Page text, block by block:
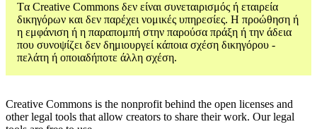
Tα Creative Commons δεν είναι συνεταιρισμός ή εταιρεία
δικηγόρων και δεν παρέχει νομικές υπηρεσίες. Η προώθηση ή
η εμφάνιση ή η παραπομπή στην παρούσα πράξη ή την άδεια
που συνοψίζει δεν δημιουργεί κάποια σχέση δικηγόρου -
πελάτη ή οποιαδήποτε άλλη σχέση.
Creative Commons is the nonprofit behind the open licenses and
other legal tools that allow creators to share their work. Our legal